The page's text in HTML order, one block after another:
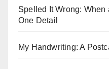
Spelled It Wrong: When
One Detail
My Handwriting: A